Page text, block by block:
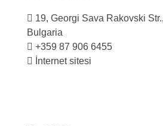
19, Georgi Sava Rakovski
Bulgaria
+359 87 906 6455
İnternet sitesi